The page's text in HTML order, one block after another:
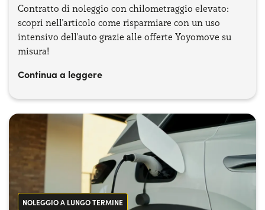
Contratto di noleggio con chilometraggio elevato:
scopri nell'articolo come risparmiare con un uso
intensivo dell'auto grazie alle offerte Yoyomove su
misura!
Continua a leggere
NOLEGGIO A LUNGO TERMINE